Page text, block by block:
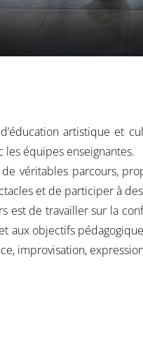
artistique et
les équipes enseignantes.
véritables parcours,
et de participer à
est de travailler sur la
aux objectifs
improvisation,